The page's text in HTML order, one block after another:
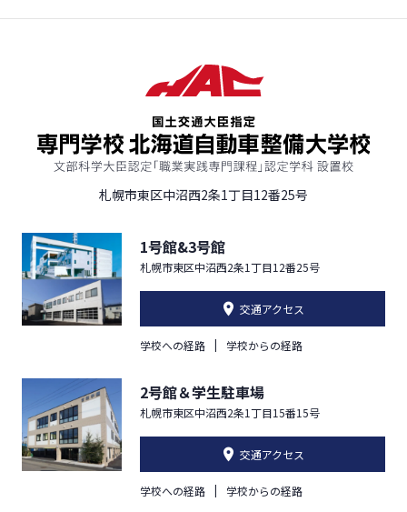
札幌市東区中沼西2条1丁目12番25号
1号館&3号館
札幌市東区中沼西2条1丁目12番25号
交通アクセス
学校への経路 学校からの経路
2号館＆学生駐車場
札幌市東区中沼西2条1丁目15番15号
交通アクセス
学校への経路 学校からの経路